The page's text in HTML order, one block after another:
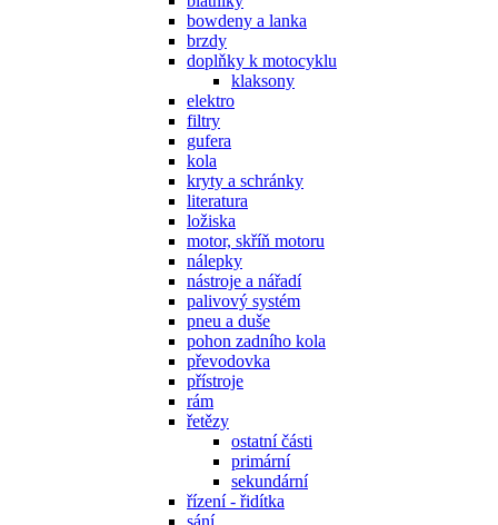
bowdeny a lanka
brzdy
doplňky k motocyklu
klaksony
elektro
filtry
gufera
kola
kryty a schránky
literatura
ložiska
motor, skříň motoru
nálepky
nástroje a nářadí
palivový systém
pneu a duše
pohon zadního kola
převodovka
přístroje
rám
řetězy
ostatní části
primární
sekundární
řízení - řidítka
sání